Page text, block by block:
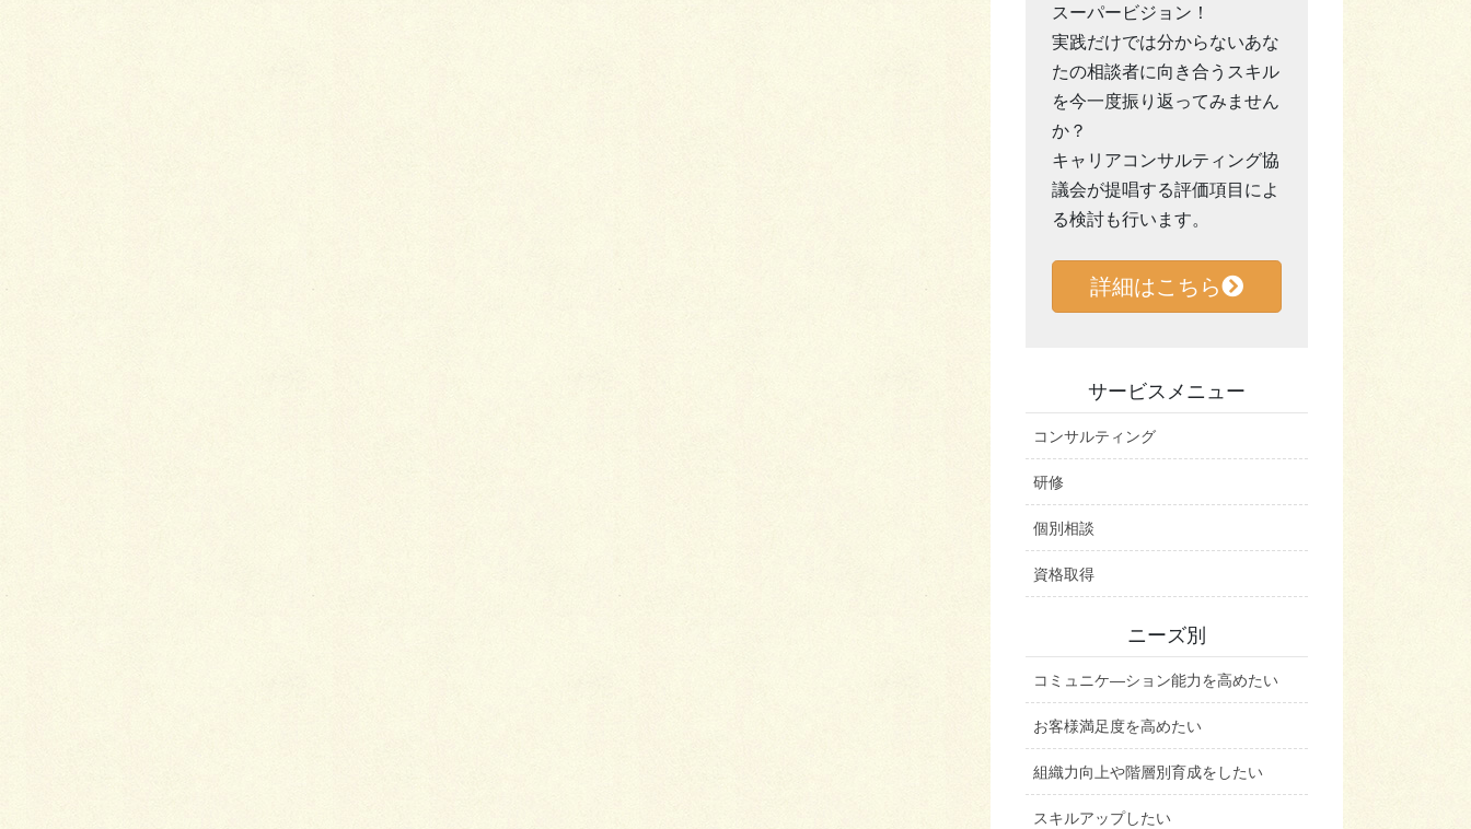
スーパービジョン！
実践だけでは分からないあな
たの相談者に向き合うスキル
を今一度振り返ってみません
か？
キャリアコンサルティング協
議会が提唱する評価項目によ
る検討も行います。
詳細はこちら
サービスメニュー
コンサルティング
研修
個別相談
資格取得
ニーズ別
コミュニケ―ション能力を高めたい
お客様満足度を高めたい
組織力向上や階層別育成をしたい
スキルアップしたい